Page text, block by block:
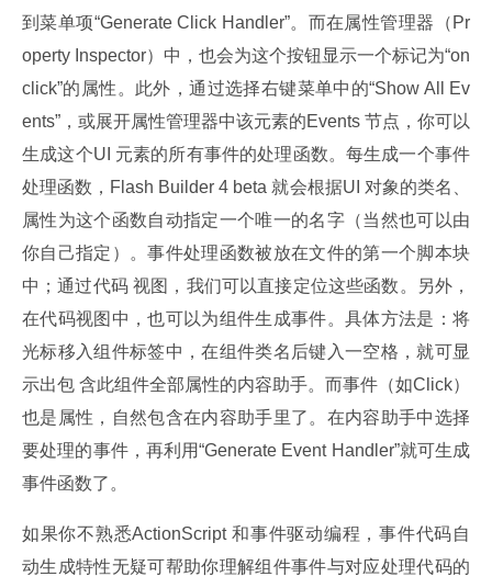
到菜单项“Generate Click Handler”。而在属性管理器（Pr
operty Inspector）中，也会为这个按钮显示一个标记为“on
click”的属性。此外，通过选择右键菜单中的“Show All Ev
ents”，或展开属性管理器中该元素的Events 节点，你可以
生成这个UI 元素的所有事件的处理函数。每生成一个事件
处理函数，Flash Builder 4 beta 就会根据UI 对象的类名、
属性为这个函数自动指定一个唯一的名字（当然也可以由
你自己指定）。事件处理函数被放在文件的第一个脚本块
中；通过代码 视图，我们可以直接定位这些函数。另外，
在代码视图中，也可以为组件生成事件。具体方法是：将
光标移入组件标签中，在组件类名后键入一空格，就可显
示出包 含此组件全部属性的内容助手。而事件（如Click）
也是属性，自然包含在内容助手里了。在内容助手中选择
要处理的事件，再利用“Generate Event Handler”就可生成
事件函数了。
如果你不熟悉ActionScript 和事件驱动编程，事件代码自
动生成特性无疑可帮助你理解组件事件与对应处理代码的